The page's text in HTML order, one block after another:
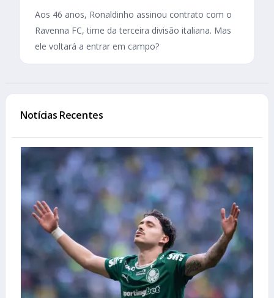
Aos 46 anos, Ronaldinho assinou contrato com o
Ravenna FC, time da terceira divisão italiana. Mas
ele voltará a entrar em campo?
Notícias Recentes